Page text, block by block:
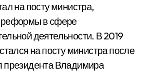
на посту министра,
в сфере
деятельности. В 2019
на посту министра после
президента Владимира